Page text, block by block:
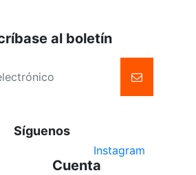
al boletín
Síguenos
Instagram
Cuenta